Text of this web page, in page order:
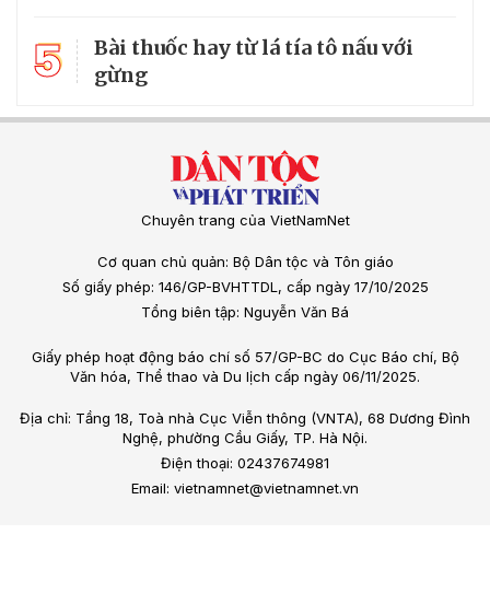
5
Bài thuốc hay từ lá tía tô nấu với
gừng
Chuyên trang của VietNamNet
Cơ quan chủ quản: Bộ Dân tộc và Tôn giáo
Số giấy phép: 146/GP-BVHTTDL, cấp ngày 17/10/2025
Tổng biên tập: Nguyễn Văn Bá
Giấy phép hoạt động báo chí số 57/GP-BC do Cục Báo chí, Bộ
Văn hóa, Thể thao và Du lịch cấp ngày 06/11/2025.
Địa chỉ: Tầng 18, Toà nhà Cục Viễn thông (VNTA), 68 Dương Đình
Nghệ, phường Cầu Giấy, TP. Hà Nội.
Điện thoại: 02437674981
Email: vietnamnet@vietnamnet.vn